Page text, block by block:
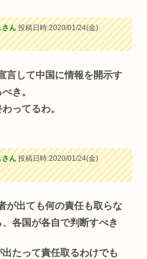
さん投稿日時:2020/01/24(金)
言して中国に情報を開示す
き。
ってるわ。
さん投稿日時:2020/01/24(金)
が出ても何の責任も取らな
各国が各自で判断すべき
たって責任取るわけでも